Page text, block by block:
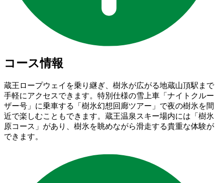
コース情報
蔵王ロープウェイを乗り継ぎ、樹氷が広がる地蔵山頂駅まで
手軽にアクセスできます。特別仕様の雪上車「ナイトクルー
ザー号」に乗車する「樹氷幻想回廊ツアー」で夜の樹氷を間
近で楽しむこともできます。蔵王温泉スキー場内には「樹氷
原コース」があり、樹氷を眺めながら滑走する貴重な体験が
できます。